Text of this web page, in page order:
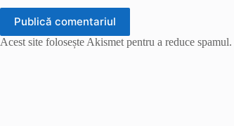
Publică comentariul
Acest site folosește Akismet pentru a reduce spamul.